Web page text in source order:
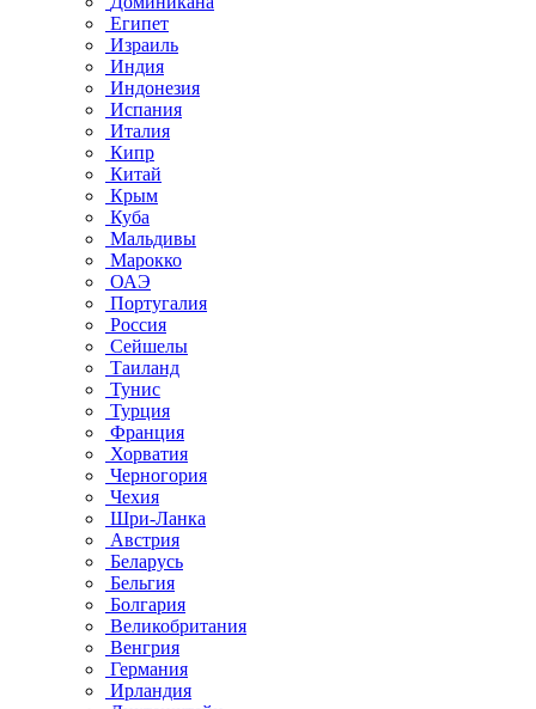
Египет
Израиль
Индия
Индонезия
Испания
Италия
Кипр
Китай
Крым
Куба
Мальдивы
Марокко
ОАЭ
Португалия
Россия
Сейшелы
Таиланд
Тунис
Турция
Франция
Хорватия
Черногория
Чехия
Шри-Ланка
Австрия
Беларусь
Бельгия
Болгария
Великобритания
Венгрия
Германия
Ирландия